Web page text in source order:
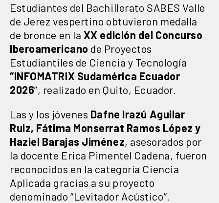
Estudiantes del Bachillerato SABES Valle
de Jerez vespertino obtuvieron medalla
de bronce en la XX edición del Concurso
Iberoamericano de Proyectos
Estudiantiles de Ciencia y Tecnología
“INFOMATRIX Sudamérica Ecuador
2026”, realizado en Quito, Ecuador.
Las y los jóvenes Dafne Irazú Aguilar
Ruiz, Fátima Monserrat Ramos López y
Haziel Barajas Jiménez, asesorados por
la docente Erica Pimentel Cadena, fueron
reconocidos en la categoría Ciencia
Aplicada gracias a su proyecto
denominado “Levitador Acústico”.